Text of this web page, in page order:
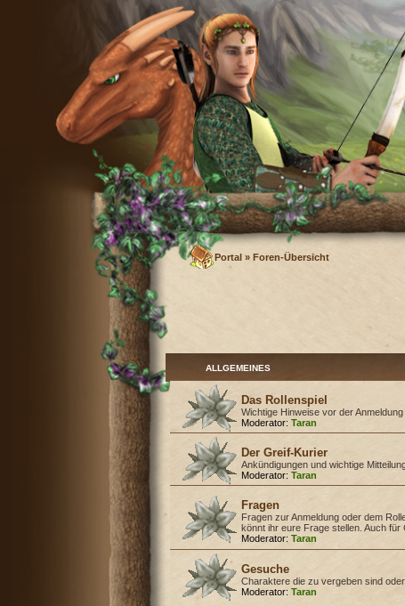
Portal » Foren-Übersicht
ALLGEMEINES
Das Rollenspiel
Wichtige Hinweise vor der
Moderator: Taran
Der Greif-Kurier
Ankündigungen und wichtige
Moderator: Taran
Fragen
Fragen zur Anmeldung oder dem
könnt ihr eure Frage stellen. Auch
Moderator: Taran
Gesuche
Charaktere die zu vergeben sind
Moderator: Taran